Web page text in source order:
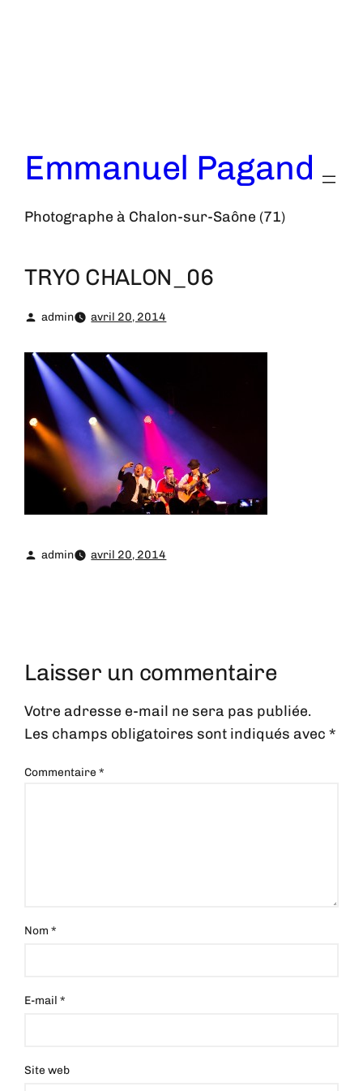
Emmanuel Pagand
Photographe à Chalon-sur-Saône (71)
TRYO CHALON_06
admin avril 20, 2014
admin avril 20, 2014
Laisser un commentaire
Votre adresse e-mail ne sera pas publiée.
Les champs obligatoires sont indiqués avec*
Commentaire*
Nom*
E-mail*
Site web